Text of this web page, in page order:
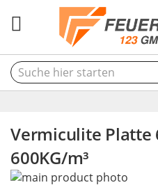
Vermiculite Platte
600KG/m³
Skip